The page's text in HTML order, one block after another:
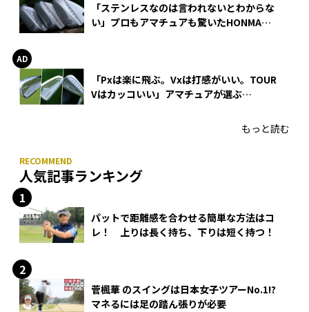
「ステンレスなのは言われないとわからな
い」プロもアマチュアも驚いたHONMA
「Pxは楽に飛ぶ。Vxは打感がいい。TOUR
Vはカッコいい」アマチュアが選ぶ
もっと読む
人気記事ランキング
パットで距離感を合わせる簡単な方法はコ
レ！ 上りは長く持ち、下りは短く持つ！
菅楓華 のスイングは日本女子ツアーNo.1!?
マネるには足の踏ん張りが必要